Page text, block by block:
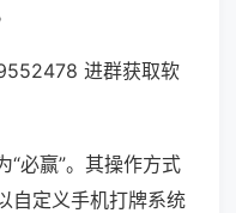
进群获取软
“必赢”。其操作方式
自定义手机打牌系统